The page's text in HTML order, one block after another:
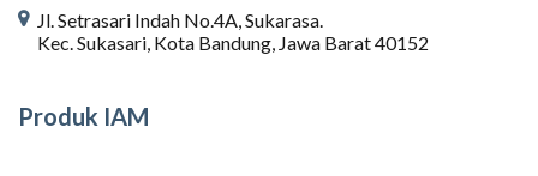
Jl. Setrasari Indah No.4A, Sukarasa.
Kec. Sukasari, Kota Bandung, Jawa Barat 40152
Produk IAM